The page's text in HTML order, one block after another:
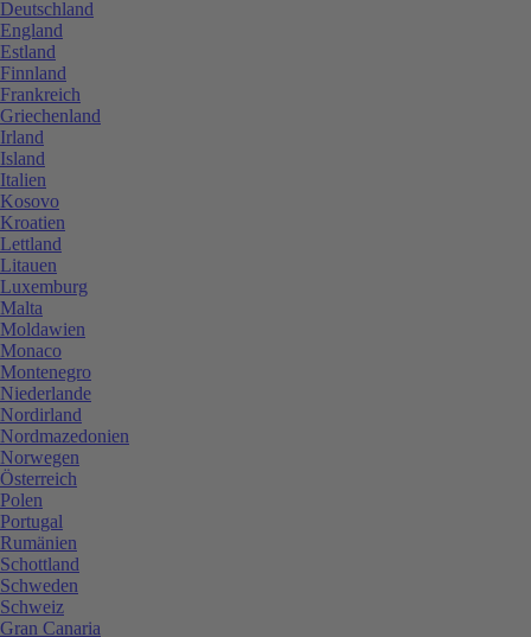
Deutschland
England
Estland
Finnland
Frankreich
Griechenland
Irland
Island
Italien
Kosovo
Kroatien
Lettland
Litauen
Luxemburg
Malta
Moldawien
Monaco
Montenegro
Niederlande
Nordirland
Nordmazedonien
Norwegen
Österreich
Polen
Portugal
Rumänien
Schottland
Schweden
Schweiz
Gran Canaria